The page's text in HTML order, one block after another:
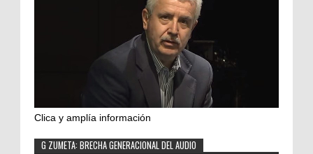
Clica y amplía información
G ZUMETA: BRECHA GENERACIONAL DEL AUDIO